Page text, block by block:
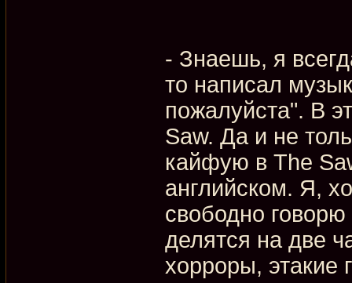
- Знаешь, я
то написал
пожалуйста". В
Saw. Да и не
кайфую в The
английском. Я,
свободно
делятся на две
хорроры, этакие